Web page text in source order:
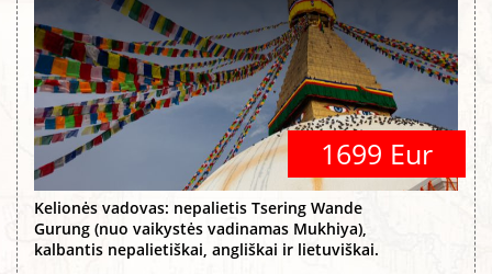
1699 Eur
Kelionės vadovas: nepalietis Tsering Wande
Gurung (nuo vaikystės vadinamas Mukhiya),
kalbantis nepalietiškai, angliškai ir lietuviškai.